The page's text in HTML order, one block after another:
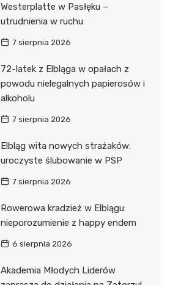
Westerplatte w Pasłęku –
utrudnienia w ruchu
7 sierpnia 2026
72-latek z Elbląga w opałach z
powodu nielegalnych papierosów i
alkoholu
7 sierpnia 2026
Elbląg wita nowych strażaków:
uroczyste ślubowanie w PSP
7 sierpnia 2026
Rowerowa kradzież w Elblągu:
nieporozumienie z happy endem
6 sierpnia 2026
Akademia Młodych Liderów